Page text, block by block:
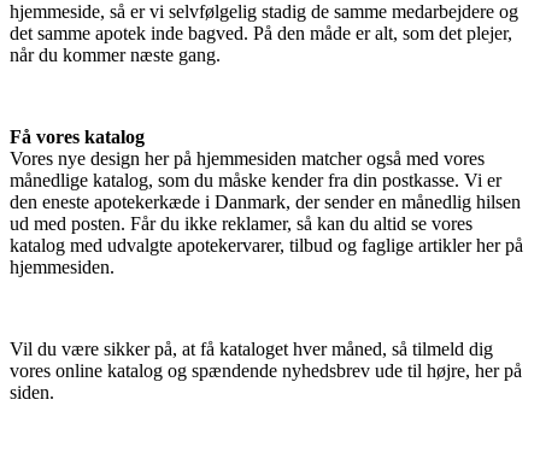
hjemmeside, så er vi selvfølgelig stadig de samme medarbejdere og
det samme apotek inde bagved. På den måde er alt, som det plejer,
når du kommer næste gang.
Få vores katalog
Vores nye design her på hjemmesiden matcher også med vores
månedlige katalog, som du måske kender fra din postkasse. Vi er
den eneste apotekerkæde i Danmark, der sender en månedlig hilsen
ud med posten. Får du ikke reklamer, så kan du altid se vores
katalog med udvalgte apotekervarer, tilbud og faglige artikler her på
hjemmesiden.
Vil du være sikker på, at få kataloget hver måned, så tilmeld dig
vores online katalog og spændende nyhedsbrev ude til højre, her på
siden.